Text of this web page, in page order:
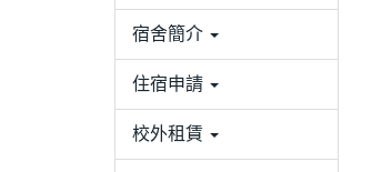
宿舍簡介
住宿申請
校外租賃